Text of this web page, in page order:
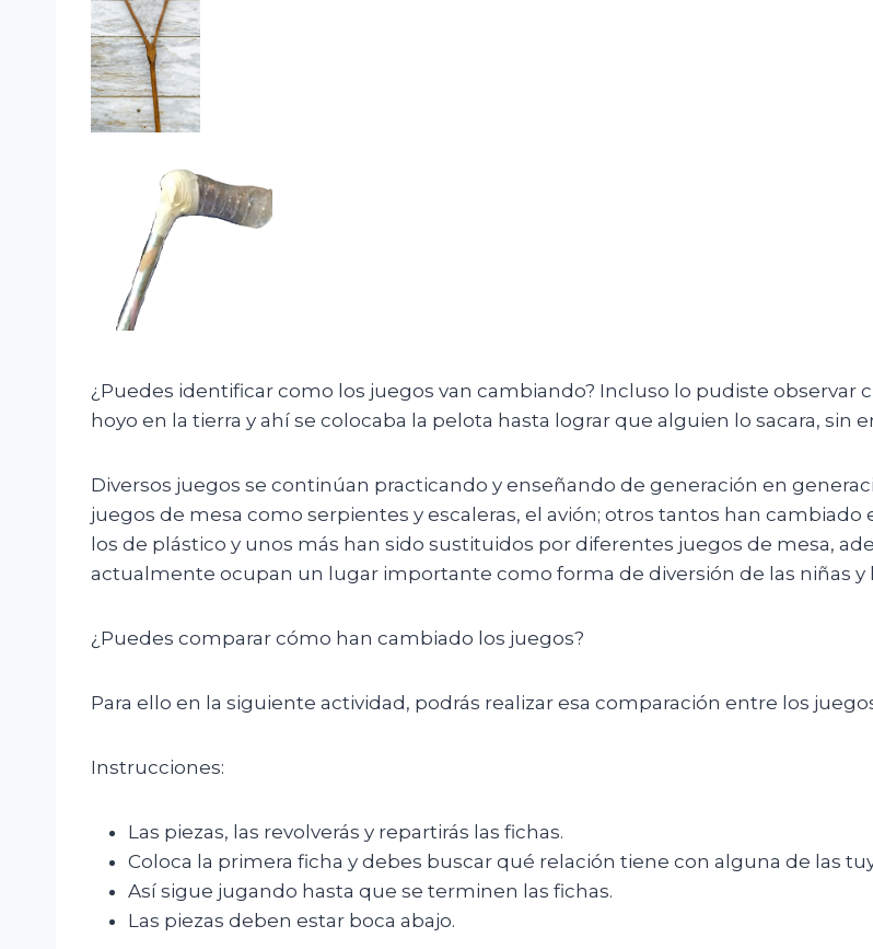
¿Puedes identificar como los juegos van cambiando? Incluso lo pudiste observar
hoyo en la tierra y ahí se colocaba la pelota hasta lograr que alguien lo sacara, sin
Diversos juegos se continúan practicando y enseñando de generación en
juegos de mesa como serpientes y escaleras, el avión; otros tantos han
los de plástico y unos más han sido sustituidos por diferentes juegos de mesa,
actualmente ocupan un lugar importante como forma de diversión de las niñas y
¿Puedes comparar cómo han cambiado los juegos?
Para ello en la siguiente actividad, podrás realizar esa comparación entre los
Instrucciones:
Las piezas, las revolverás y repartirás las fichas.
Coloca la primera ficha y debes buscar qué relación tiene con alguna de las
Así sigue jugando hasta que se terminen las fichas.
Las piezas deben estar boca abajo.